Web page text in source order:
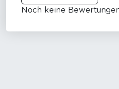
Noch keine